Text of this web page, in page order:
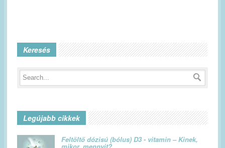
Keresés
Legújabb cikkek
Feltöltő dózisú (bólus) D3 - vitamin – Kinek,